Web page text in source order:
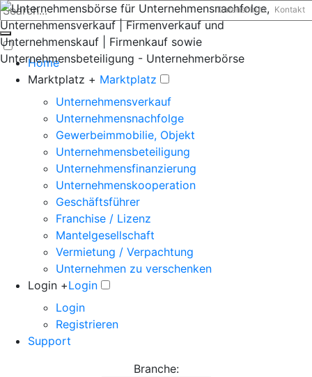
Datenschutz Kontakt
Home
Marktplatz + Marktplatz
Unternehmensverkauf
Unternehmensnachfolge
Gewerbeimmobilie, Objekt
Unternehmensbeteiligung
Unternehmensfinanzierung
Unternehmenskooperation
Geschäftsführer
Franchise / Lizenz
Mantelgesellschaft
Vermietung / Verpachtung
Unternehmen zu verschenken
Login +Login
Login
Registrieren
Support
Branche: